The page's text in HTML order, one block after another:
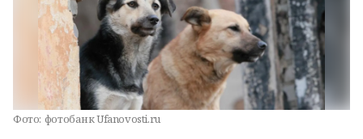
Фото: фотобанк Ufanovosti.ru